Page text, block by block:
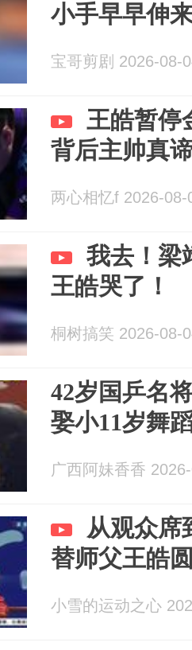
小手早早伸
宝哥剪剧 2026-08-
王皓暂停
背后主帅真
两心相忆f 2026-08-
我去！梁
王皓哭了！
桐树搞笑 2026-08-
42岁国乒名
娶小11岁舞
广西阿妹香香
从观众席
替师父王皓
小雪的运动之心